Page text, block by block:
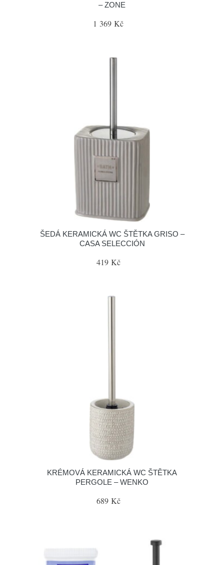
– ZONE
1 369 Kč
ŠEDÁ KERAMICKÁ WC ŠTĚTKA GRISO –
CASA SELECCIÓN
419 Kč
KRÉMOVÁ KERAMICKÁ WC ŠTĚTKA
PERGOLE – WENKO
689 Kč